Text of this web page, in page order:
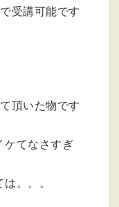
受講可能です
頂いた物です
ケてなさすぎ
。。。